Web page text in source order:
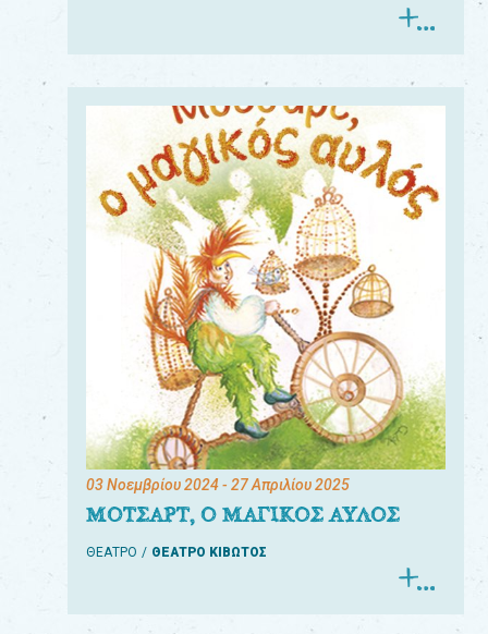
03 Νοεμβρίου 2024- 27 Απριλίου 2025
ΜΟΤΣΑΡΤ, Ο ΜΑΓΙΚΟΣ ΑΥΛΟΣ
ΘΕΑΤΡΟ ΘΕΑΤΡΟ ΚΙΒΩΤΟΣ